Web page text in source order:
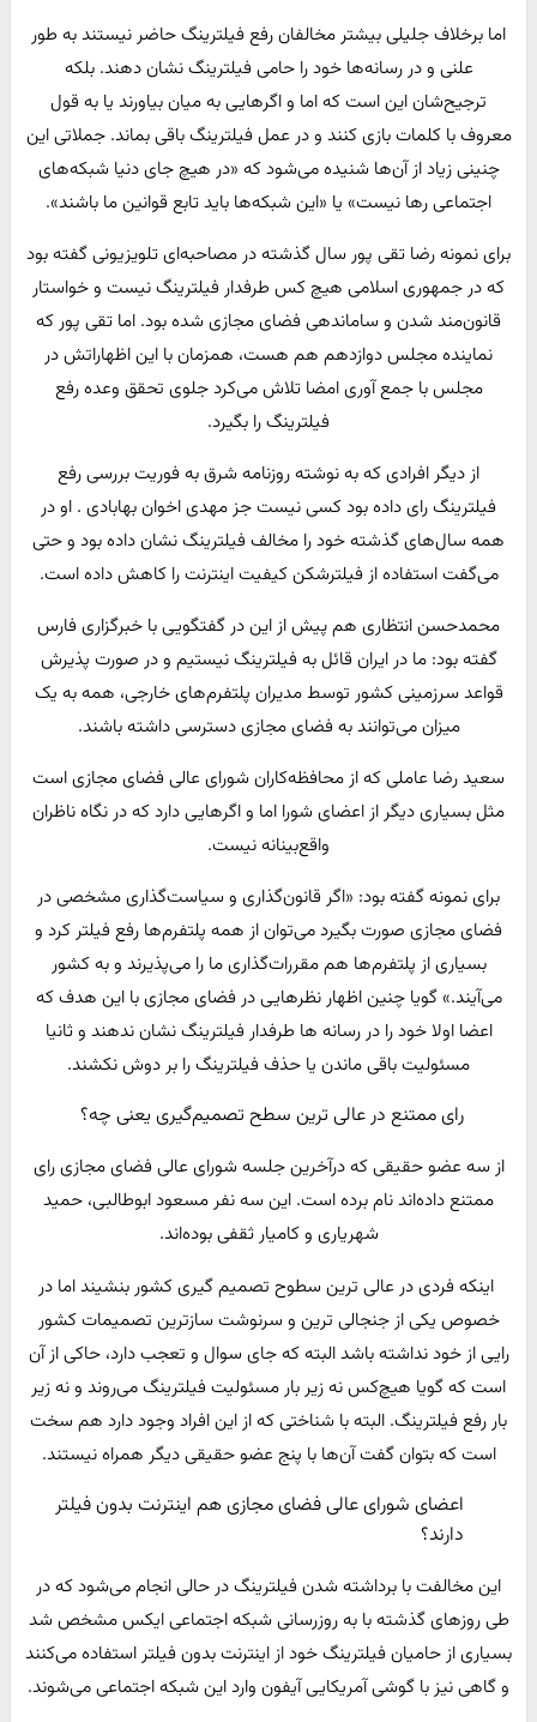
اما برخلاف جلیلی بیشتر مخالفان رفع فیلترینگ حاضر نیستند به طور
علنی و در رسانه‌ها خود را حامی فیلترینگ نشان دهند. بلکه
ترجیح‌شان این است که اما و اگرهایی به میان بیاورند یا به قول
معروف با کلمات بازی کنند و در عمل فیلترینگ باقی بماند. جملاتی این
چنینی زیاد از آن‌ها شنیده می‌شود که «در هیچ جای دنیا شبکه‌های
اجتماعی رها نیست» یا «این شبکه‌ها باید تابع قوانین ما باشند».
برای نمونه رضا تقی پور سال گذشته در مصاحبه‌ای تلویزیونی گفته بود
که در جمهوری اسلامی هیچ کس طرفدار فیلترینگ نیست و خواستار
قانون‌مند شدن و ساماندهی فضای مجازی شده بود. اما تقی پور که
نماینده مجلس دوازدهم هم هست، همزمان با این اظهاراتش در
مجلس با جمع آوری امضا تلاش می‌کرد جلوی تحقق وعده رفع
فیلترینگ را بگیرد.
از دیگر افرادی که به نوشته روزنامه شرق به فوریت بررسی رفع
فیلترینگ رای داده بود کسی نیست جز مهدی اخوان بهابادی . او در
همه سال‌های گذشته خود را مخالف فیلترینگ نشان داده بود و حتی
می‌گفت استفاده از فیلترشکن کیفیت اینترنت را کاهش داده است.
محمدحسن انتظاری هم پیش از این در گفتگویی با خبرگزاری فارس
گفته بود: ما در ایران قائل به فیلترینگ نیستیم و در صورت پذیرش
قواعد سرزمینی کشور توسط مدیران پلتفرم‌های خارجی، همه به یک
میزان می‌توانند به فضای مجازی دسترسی داشته باشند.
سعید رضا عاملی که از محافظه‌کاران شورای عالی فضای مجازی است
مثل بسیاری دیگر از اعضای شورا اما و اگرهایی دارد که در نگاه ناظران
واقع‌بینانه نیست.
برای نمونه گفته بود: «اگر قانون‌گذاری و سیاست‌گذاری مشخصی در
فضای مجازی صورت بگیرد می‌توان از همه پلتفرم‌ها رفع فیلتر کرد و
بسیاری از پلتفرم‌ها هم مقررات‌گذاری ما را می‌پذیرند و به کشور
می‌آیند.» گویا چنین اظهار نظرهایی در فضای مجازی با این هدف که
اعضا اولا خود را در رسانه ها طرفدار فیلترینگ نشان ندهند و ثانیا
مسئولیت باقی ماندن یا حذف فیلترینگ را بر دوش نکشند.
رای ممتنع در عالی ترین سطح تصمیم‌گیری یعنی چه؟
از سه عضو حقیقی که درآخرین جلسه شورای عالی فضای مجازی رای
ممتنع داده‌اند نام برده است. این سه نفر مسعود ابوطالبی، حمید
شهریاری و کامیار ثقفی بوده‌اند.
اینکه فردی در عالی ترین سطوح تصمیم گیری کشور بنشیند اما در
خصوص یکی از جنجالی ترین و سرنوشت سازترین تصمیمات کشور
رایی از خود نداشته باشد البته که جای سوال و تعجب دارد، حاکی از آن
است که گویا هیچ‌کس نه زیر بار مسئولیت فیلترینگ می‌روند و نه زیر
بار رفع فیلترینگ. البته با شناختی که از این افراد وجود دارد هم سخت
است که بتوان گفت آن‌ها با پنج عضو حقیقی دیگر همراه نیستند.
اعضای شورای عالی فضای مجازی هم اینترنت بدون فیلتر
دارند؟
این مخالفت با برداشته شدن فیلترینگ در حالی انجام می‌شود که در
طی روزهای گذشته با به روزرسانی شبکه اجتماعی ایکس مشخص شد
بسیاری از حامیان فیلترینگ خود از اینترنت بدون فیلتر استفاده می‌کنند
و گاهی نیز با گوشی آمریکایی آیفون وارد این شبکه اجتماعی می‌شوند.